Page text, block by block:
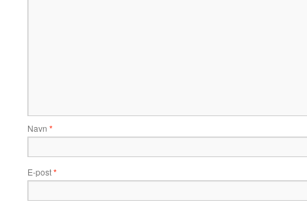
Navn *
E-post*